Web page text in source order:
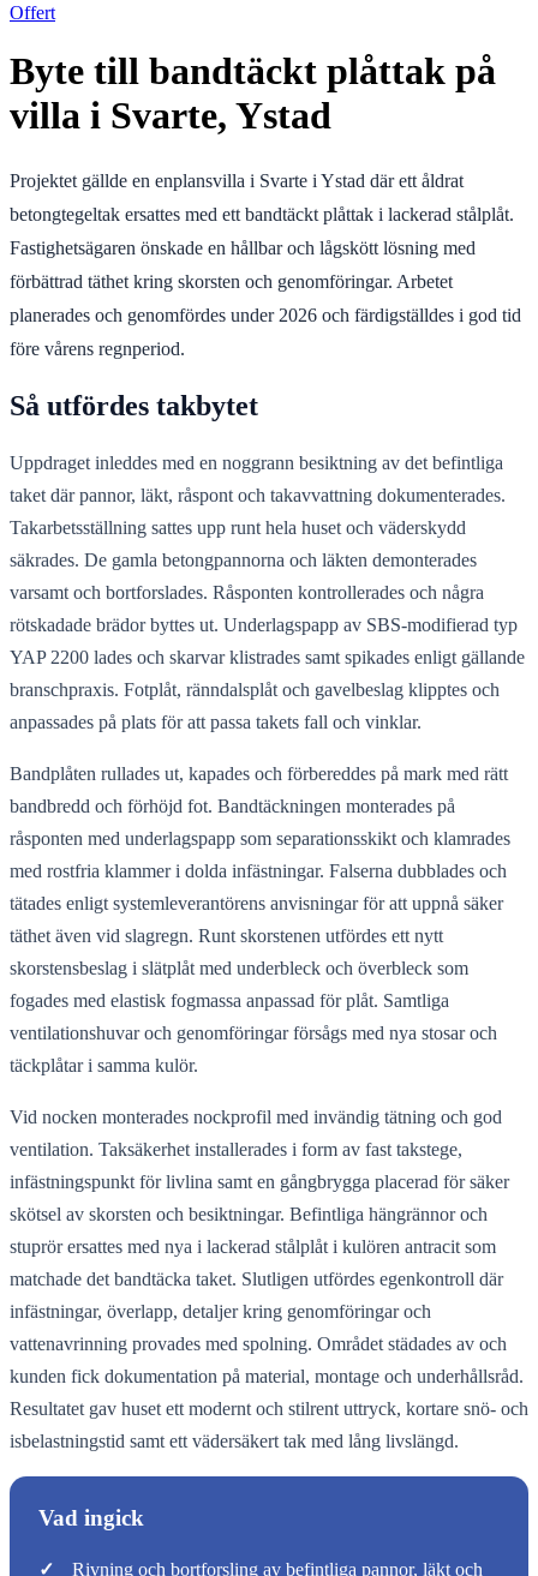
Offert
Byte till bandtäckt plåttak på
villa i Svarte, Ystad
Projektet gällde en enplansvilla i Svarte i Ystad där ett åldrat
betongtegeltak ersattes med ett bandtäckt plåttak i lackerad stålplåt.
Fastighetsägaren önskade en hållbar och lågskött lösning med
förbättrad täthet kring skorsten och genomföringar. Arbetet
planerades och genomfördes under 2026 och färdigställdes i god tid
före vårens regnperiod.
Så utfördes takbytet
Uppdraget inleddes med en noggrann besiktning av det befintliga
taket där pannor, läkt, råspont och takavvattning dokumenterades.
Takarbetsställning sattes upp runt hela huset och väderskydd
säkrades. De gamla betongpannorna och läkten demonterades
varsamt och bortforslades. Råsponten kontrollerades och några
rötskadade brädor byttes ut. Underlagspapp av SBS-modifierad typ
YAP 2200 lades och skarvar klistrades samt spikades enligt gällande
branschpraxis. Fotplåt, ränndalsplåt och gavelbeslag klipptes och
anpassades på plats för att passa takets fall och vinklar.
Bandplåten rullades ut, kapades och förbereddes på mark med rätt
bandbredd och förhöjd fot. Bandtäckningen monterades på
råsponten med underlagspapp som separationsskikt och klamrades
med rostfria klammer i dolda infästningar. Falserna dubblades och
tätades enligt systemleverantörens anvisningar för att uppnå säker
täthet även vid slagregn. Runt skorstenen utfördes ett nytt
skorstensbeslag i slätplåt med underbleck och överbleck som
fogades med elastisk fogmassa anpassad för plåt. Samtliga
ventilationshuvar och genomföringar försågs med nya stosar och
täckplåtar i samma kulör.
Vid nocken monterades nockprofil med invändig tätning och god
ventilation. Taksäkerhet installerades i form av fast takstege,
infästningspunkt för livlina samt en gångbrygga placerad för säker
skötsel av skorsten och besiktningar. Befintliga hängrännor och
stuprör ersattes med nya i lackerad stålplåt i kulören antracit som
matchade det bandtäcka taket. Slutligen utfördes egenkontroll där
infästningar, överlapp, detaljer kring genomföringar och
vattenavrinning provades med spolning. Området städades av och
kunden fick dokumentation på material, montage och underhållsråd.
Resultatet gav huset ett modernt och stilrent uttryck, kortare snö- och
isbelastningstid samt ett vädersäkert tak med lång livslängd.
Vad ingick
✓
Rivning och bortforsling av befintliga pannor, läkt och